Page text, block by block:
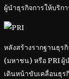
ผู้นำธุรกิจการให้บริก
หลังสร้างรากฐานธุร
(มหาชน) หรือ PRI ผู้
เดินหน้าขับเคลื่อนธุร